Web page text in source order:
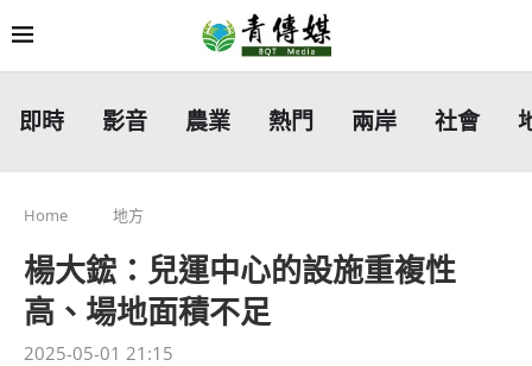
即時 影音 農業 熱門 兩岸 社會
Home 地方
楊大鋐：兒運中心的設施重複性
高、場地面積不足
2025-05-01 21:15